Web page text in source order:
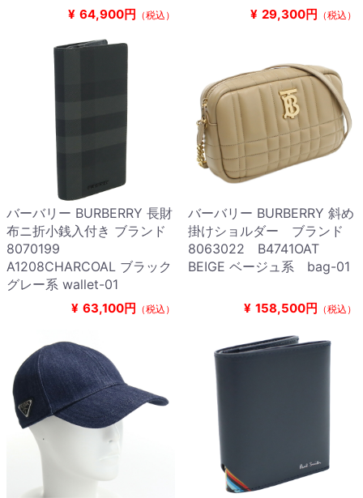
¥ 64,900円 （税込） ¥ 29,300円 （税込）
バーバリー BURBERRY 長財
布ニ折小銭入付き ブランド
8070199
A1208CHARCOAL ブラック
グレー系 wallet-01
¥ 63,100円 （税込）
バーバリー BURBERRY 斜め
掛けショルダー ブランド
8063022 B4741OAT
BEIGE ベージュ系 bag-01
¥ 158,500円 （税込）